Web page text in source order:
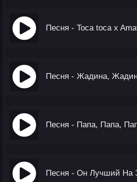
Песня - Жадина,
Песня - Папа, Папа,
Песня - Он Лучший На